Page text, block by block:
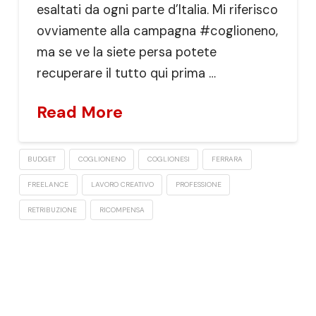
esaltati da ogni parte d’Italia. Mi riferisco
ovviamente alla campagna #coglioneno,
ma se ve la siete persa potete
recuperare il tutto qui prima …
Read More
BUDGET COGLIONENO COGLIONESI FERRARA
FREELANCE LAVORO CREATIVO PROFESSIONE
RETRIBUZIONE RICOMPENSA